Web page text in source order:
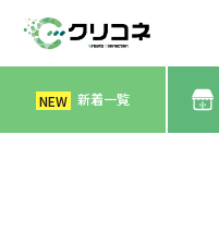
NEW 新着一覧